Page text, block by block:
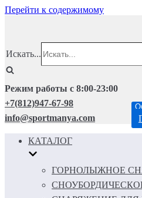
Перейти к содержимому
Искать...
Режим работы с 8:00-23:00
+7(812)947-67-98
info@sportmanya.com
КАТАЛОГ
ГОРНОЛЫЖНОЕ